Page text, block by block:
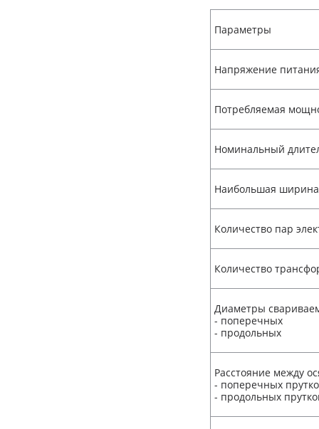
Параметры
Напряжение
Потребляемая
Номинальный
Наибольшая ширина
Количество пар
Количество
Диаметры
- поперечных
- продольных
Расстояние между
- поперечных
- продольных